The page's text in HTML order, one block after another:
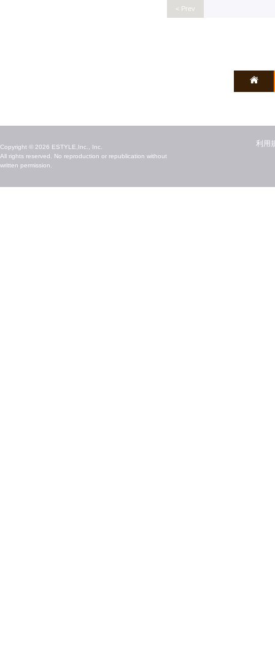
< Prev
Copyright © 2026 ESTYLE,Inc., Inc.
All rights reserved. No reproduction or republication without
written permission.
利用